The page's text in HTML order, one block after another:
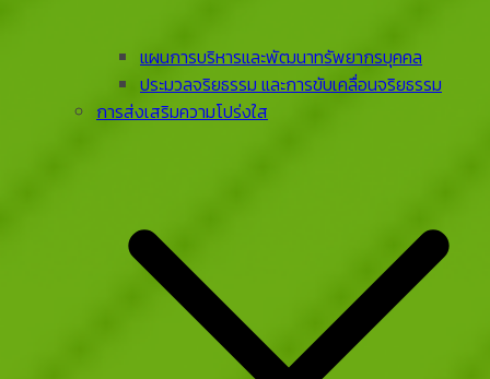
แผนการบริหารและพัฒนาทรัพยากรบุคคล
ประมวลจริยธรรม และการขับเคลื่อนจริยธรรม
การส่งเสริมความโปร่งใส